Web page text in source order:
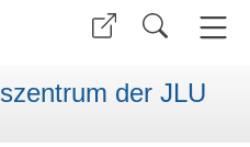
der JLU